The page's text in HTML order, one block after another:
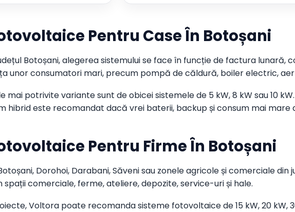
Pentru Case În Botoșani
Botoșani, alegerea sistemului se face în funcție de factura lunară,
unor consumatori mari, precum pompă de căldură, boiler electric,
mai potrivite variante sunt de obicei sistemele de 5 kW, 8 kW sau 10
hibrid este recomandat dacă vrei baterii, backup și consum mai mare
Pentru Firme În Botoșani
Dorohoi, Darabani, Săveni sau zonele agricole și comerciale
comerciale, ferme, ateliere, depozite, service-uri și hale.
Voltora poate recomanda sisteme fotovoltaice de 15 kW, 20 kW,